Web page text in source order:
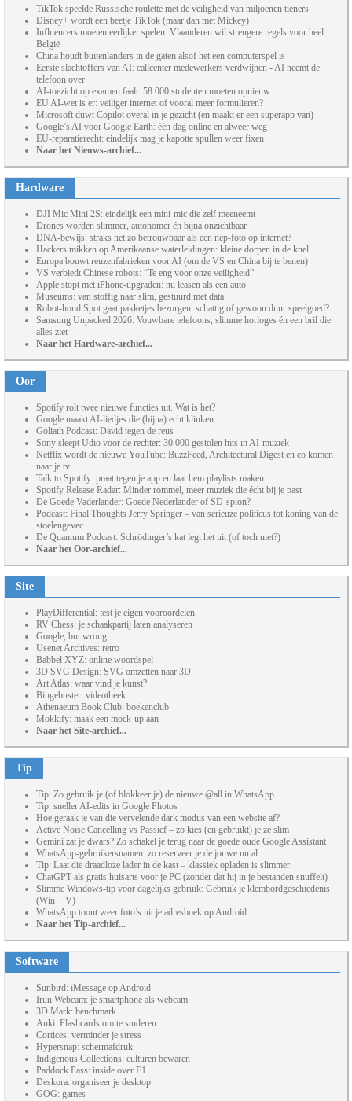
TikTok speelde Russische roulette met de veiligheid van miljoenen tieners
Disney+ wordt een beetje TikTok (maar dan met Mickey)
Influencers moeten eerlijker spelen: Vlaanderen wil strengere regels voor heel
België
China houdt buitenlanders in de gaten alsof het een computerspel is
Eerste slachtoffers van AI: callcenter medewerkers verdwijnen - AI neemt de
telefoon over
AI-toezicht op examen faalt: 58.000 studenten moeten opnieuw
EU AI-wet is er: veiliger internet of vooral meer formulieren?
Microsoft duwt Copilot overal in je gezicht (en maakt er een superapp van)
Google’s AI voor Google Earth: één dag online en alweer weg
EU-reparatierecht: eindelijk mag je kapotte spullen weer fixen
Naar het Nieuws-archief...
Hardware
DJI Mic Mini 2S: eindelijk een mini-mic die zelf meeneemt
Drones worden slimmer, autonomer én bijna onzichtbaar
DNA-bewijs: straks net zo betrouwbaar als een nep-foto op internet?
Hackers mikken op Amerikaanse waterleidingen: kleine dorpen in de knel
Europa bouwt reuzenfabrieken voor AI (om de VS en China bij te benen)
VS verbiedt Chinese robots: “Te eng voor onze veiligheid”
Apple stopt met iPhone-upgraden: nu leasen als een auto
Museums: van stoffig naar slim, gestuurd met data
Robot-hond Spot gaat pakketjes bezorgen: schattig of gewoon duur speelgoed?
Samsung Unpacked 2026: Vouwbare telefoons, slimme horloges én een bril die
alles ziet
Naar het Hardware-archief...
Oor
Spotify rolt twee nieuwe functies uit. Wat is het?
Google maakt AI-liedjes die (bijna) echt klinken
Goliath Podcast: David tegen de reus
Sony sleept Udio voor de rechter: 30.000 gestolen hits in AI-muziek
Netflix wordt de nieuwe YouTube: BuzzFeed, Architectural Digest en co komen
naar je tv
Talk to Spotify: praat tegen je app en laat hem playlists maken
Spotify Release Radar: Minder rommel, meer muziek die écht bij je past
De Goede Vaderlander: Goede Nederlander of SD-spion?
Podcast: Final Thoughts Jerry Springer – van serieuze politicus tot koning van de
stoelengevec
De Quantum Podcast: Schrödinger’s kat legt het uit (of toch niet?)
Naar het Oor-archief...
Site
PlayDifferential: test je eigen vooroordelen
RV Chess: je schaakpartij laten analyseren
Google, but wrong
Usenet Archives: retro
Babbel XYZ: online woordspel
3D SVG Design: SVG omzetten naar 3D
Art Atlas: waar vind je kunst?
Bingebuster: videotheek
Athenaeum Book Club: boekenclub
Mokkify: maak een mock-up aan
Naar het Site-archief...
Tip
Tip: Zo gebruik je (of blokkeer je) de nieuwe @all in WhatsApp
Tip: sneller AI-edits in Google Photos
Hoe geraak je van die vervelende dark modus van een website af?
Active Noise Cancelling vs Passief – zo kies (en gebruikt) je ze slim
Gemini zat je dwars? Zo schakel je terug naar de goede oude Google Assistant
WhatsApp-gebruikersnamen: zo reserveer je de jouwe nu al
Tip: Laat die draadloze lader in de kast – klassiek opladen is slimmer
ChatGPT als gratis huisarts voor je PC (zonder dat hij in je bestanden snuffelt)
Slimme Windows-tip voor dagelijks gebruik: Gebruik je klembordgeschiedenis
(Win + V)
WhatsApp toont weer foto’s uit je adresboek op Android
Naar het Tip-archief...
Software
Sunbird: iMessage op Android
Irun Webcam: je smartphone als webcam
3D Mark: benchmark
Anki: Flashcards om te studeren
Cortices: verminder je stress
Hypersnap: schermafdruk
Indigenous Collections: culturen bewaren
Paddock Pass: inside over F1
Deskora: organiseer je desktop
GOG: games